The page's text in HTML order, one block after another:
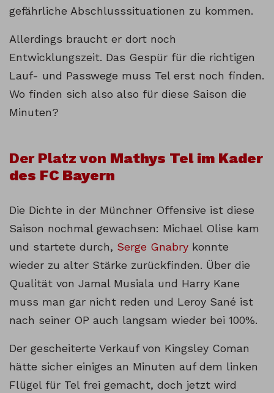
gefährliche Abschlusssituationen zu kommen.
Allerdings braucht er dort noch
Entwicklungszeit. Das Gespür für die richtigen
Lauf- und Passwege muss Tel erst noch finden.
Wo finden sich also also für diese Saison die
Minuten?
Der Platz von Mathys Tel im Kader
des FC Bayern
Die Dichte in der Münchner Offensive ist diese
Saison nochmal gewachsen: Michael Olise kam
und startete durch, Serge Gnabry konnte
wieder zu alter Stärke zurückfinden. Über die
Qualität von Jamal Musiala und Harry Kane
muss man gar nicht reden und Leroy Sané ist
nach seiner OP auch langsam wieder bei 100%.
Der gescheiterte Verkauf von Kingsley Coman
hätte sicher einiges an Minuten auf dem linken
Flügel für Tel frei gemacht, doch jetzt wird